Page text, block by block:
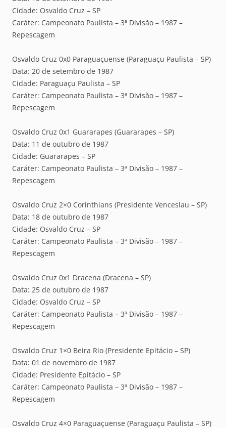
Cidade: Osvaldo Cruz – SP
Caráter: Campeonato Paulista – 3ª Divisão – 1987 –
Repescagem
Osvaldo Cruz 0x0 Paraguaçuense (Paraguaçu Paulista – SP)
Data: 20 de setembro de 1987
Cidade: Paraguaçu Paulista – SP
Caráter: Campeonato Paulista – 3ª Divisão – 1987 –
Repescagem
Osvaldo Cruz 0x1 Guararapes (Guararapes – SP)
Data: 11 de outubro de 1987
Cidade: Guararapes – SP
Caráter: Campeonato Paulista – 3ª Divisão – 1987 –
Repescagem
Osvaldo Cruz 2×0 Corinthians (Presidente Venceslau – SP)
Data: 18 de outubro de 1987
Cidade: Osvaldo Cruz – SP
Caráter: Campeonato Paulista – 3ª Divisão – 1987 –
Repescagem
Osvaldo Cruz 0x1 Dracena (Dracena – SP)
Data: 25 de outubro de 1987
Cidade: Osvaldo Cruz – SP
Caráter: Campeonato Paulista – 3ª Divisão – 1987 –
Repescagem
Osvaldo Cruz 1×0 Beira Rio (Presidente Epitácio – SP)
Data: 01 de novembro de 1987
Cidade: Presidente Epitácio – SP
Caráter: Campeonato Paulista – 3ª Divisão – 1987 –
Repescagem
Osvaldo Cruz 4×0 Paraguaçuense (Paraguaçu Paulista – SP)